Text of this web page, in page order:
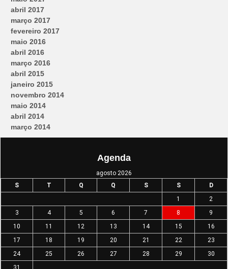
abril 2017
março 2017
fevereiro 2017
maio 2016
abril 2016
março 2016
abril 2015
janeiro 2015
novembro 2014
maio 2014
abril 2014
março 2014
Agenda
agosto 2026
S
T Q Q S S
D
1
2
3
4 5 6 7 8
9
10
11 12 13 14 15
16
17
18 19 20 21 22
23
24
25 26 27 28 29
30
31